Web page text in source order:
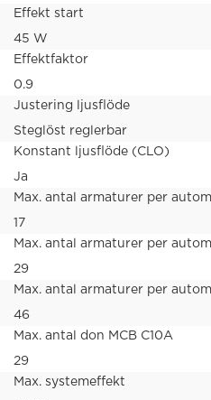
Effekt start
45 W
Effektfaktor
0.9
Justering ljusflöde
Steglöst reglerbar
Konstant ljusflöde (CLO)
Ja
Max. antal armaturer per
17
Max. antal armaturer per
29
Max. antal armaturer per
46
Max. antal don MCB C10A
29
Max. systemeffekt